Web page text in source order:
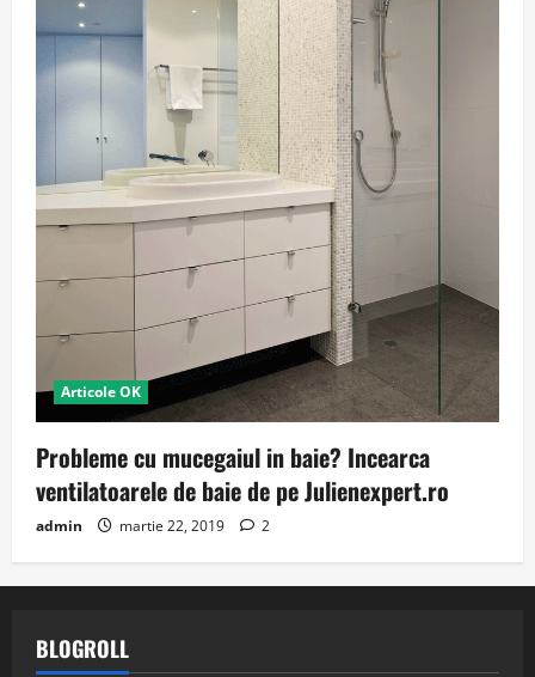
Articole OK
Probleme cu mucegaiul in baie? Incearca
ventilatoarele de baie de pe Julienexpert.ro
admin martie 22, 2019 2
BLOGROLL